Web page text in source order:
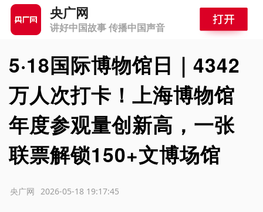
央广网
讲好中国故事 传播中国声音
5·18国际博物馆日｜4342
万人次打卡！上海博物馆
年度参观量创新高，一张
联票解锁150+文博场馆
2026-05-18 19:17:45
央广网